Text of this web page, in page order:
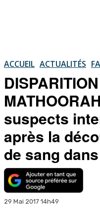
ACCUEIL ACTUALITÉS
suspects
après la
de sang
29 Mai 2017 14h49